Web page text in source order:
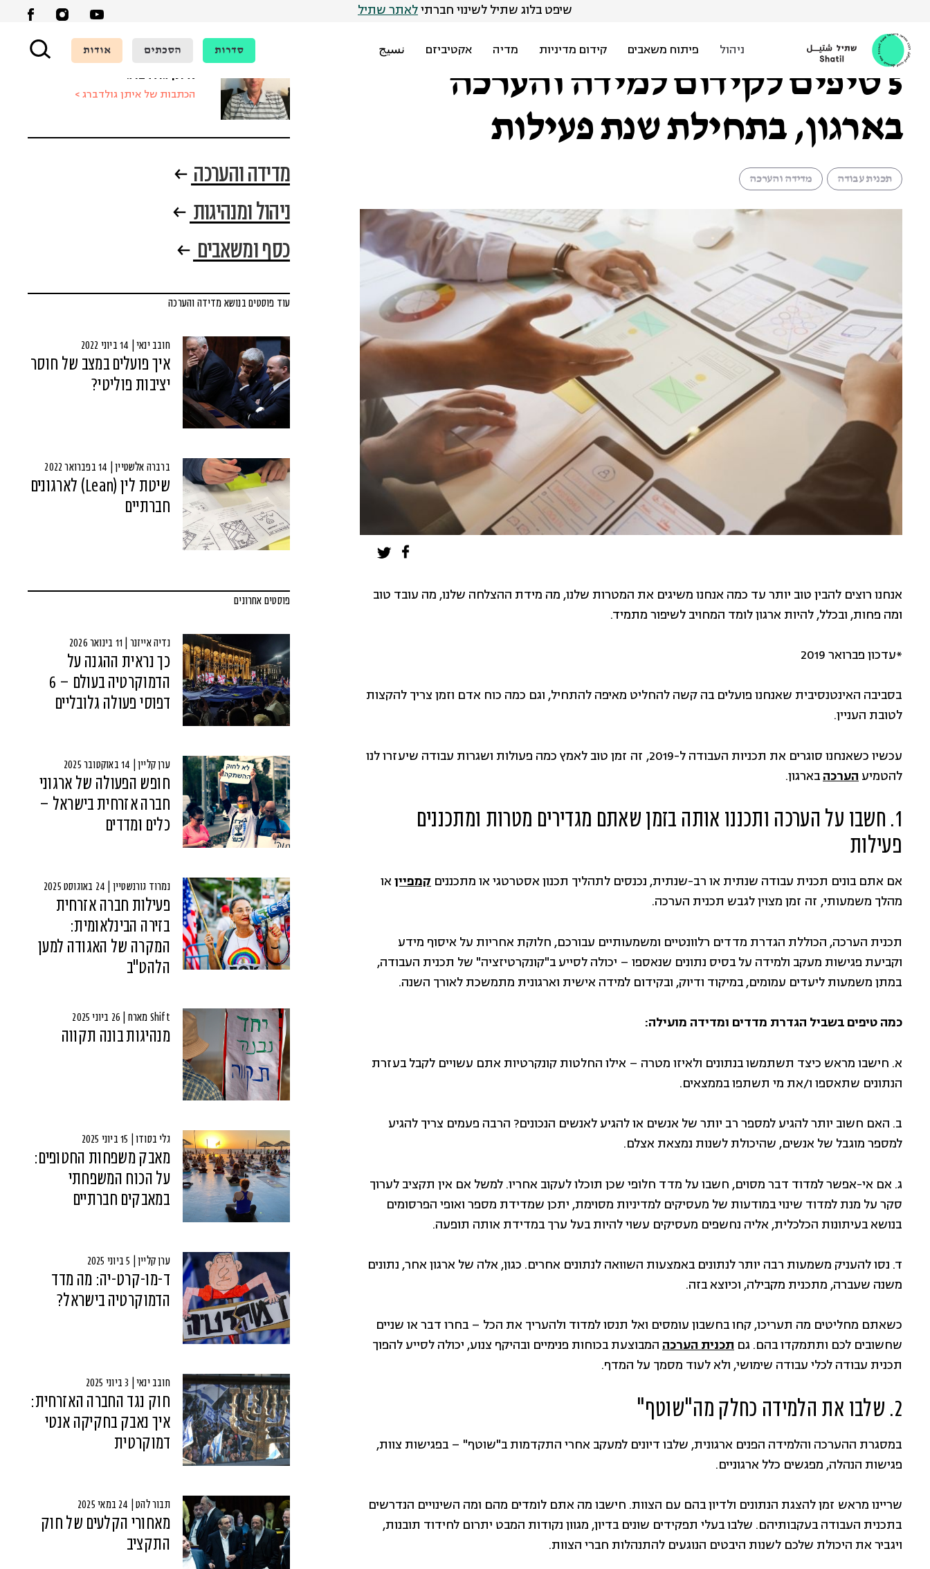
content
שיפט בלוג שתיל לשינוי חברתילאתר שתיל
ניהול פיתוח משאבים קידום מדיניות מדיה אקטיביזם نسيج סדרות הסכתים אודות איתן גולדברג | 6 בפברואר 2020
5 טיפים לקידום למידה והערכה
בארגון, בתחילת שנת פעילות
תכנית עבודה מדידה והערכה
אנחנו רוצים להבין טוב יותר עד כמה אנחנו משיגים את המטרות שלנו, מה מידת ההצלחה שלנו, מה עובד טוב
ומה פחות, ובכלל, להיות ארגון לומד המחויב לשיפור מתמיד.
*עדכון פברואר 2019
בסביבה האינטנסיבית שאנחנו פועלים בה קשה להחליט מאיפה להתחיל, וגם כמה כוח אדם וזמן צריך להקצות
לטובת העניין.
עכשיו כשאנחנו סוגרים את תכניות העבודה ל-2019, זה זמן טוב לאמץ כמה פעולות ושגרות עבודה שיעזרו לנו
להטמיע הערכהבארגון.
1. חשבו על הערכה ותכננו אותה בזמן שאתם מגדירים מטרות ומתכננים
פעילות
אם אתם בונים תכנית עבודה שנתית או רב-שנתית, נכנסים לתהליך תכנון אסטרטגי או מתכננים קמפיין או
מהלך משמעותי, זה זמן מצוין לגבש תכנית הערכה.
תכנית הערכה, הכוללת הגדרת מדדים רלוונטיים ומשמעותיים עבורכם, חלוקת אחריות על איסוף מידע
וקביעת פגישות מעקב ולמידה על בסיס נתונים שנאספו – יכולה לסייע ב"קונקרטיזציה" של תכנית העבודה,
במתן משמעות ליעדים עמומים, במיקוד ודיוק, ובקידום למידה אישית וארגונית מתמשכת לאורך השנה.
כמה טיפים בשביל הגדרת מדדים ומדידה מועילה:
א. חישבו מראש כיצד תשתמשו בנתונים ולאיזו מטרה – אילו החלטות קונקרטיות אתם עשויים לקבל בעזרת
הנתונים שתאספו ו/את מי תשתפו בממצאים.
ב. האם חשוב יותר להגיע למספר רב יותר של אנשים או להגיע לאנשים הנכונים? הרבה פעמים צריך להגיע
למספר מוגבל של אנשים, שהיכולת לשנות נמצאת אצלם.
ג. אם אי-אפשר למדוד דבר מסוים, חשבו על מדד חלופי שכן תוכלו לעקוב אחריו. למשל אם אין תקציב לערוך
סקר על מנת למדוד שינוי במודעות של מעסיקים למדיניות מסוימת, יתכן שמדידת מספר ואופי הפרסומים
בנושא בעיתונות הכלכלית, אליה נחשפים מעסיקים עשוי להיות בעל ערך במדידת אותה תופעה.
ד. נסו להעניק משמעות רבה יותר לנתונים באמצעות השוואה לנתונים אחרים. כגון, אלה של ארגון אחר, נתונים
משנה שעברה, מתכנית מקבילה, וכיוצא בזה.
כשאתם מחליטים מה תעריכו, קחו בחשבון עומסים ואל תנסו למדוד ולהעריך את הכל – בחרו דבר או שניים
שחשובים לכם ותתמקדו בהם. גם תכנית הערכה המבוצעת בכוחות פנימיים ובהיקף צנוע, יכולה לסייע להפוך
תכנית עבודה לכלי עבודה שימושי, ולא לעוד מסמך על המדף.
2. שלבו את הלמידה כחלק מה"שוטף"
במסגרת ההערכה והלמידה הפנים ארגונית, שלבו דיונים למעקב אחרי התקדמות ב"שוטף" – בפגישות צוות,
פגישות הנהלה, מפגשים כלל ארגוניים.
שריינו מראש זמן להצגת הנתונים ולדיון בהם עם הצוות. חישבו מה אתם לומדים מהם ומה השינויים הנדרשים
בתכנית העבודה בעקבותיהם. שלבו בעלי תפקידים שונים בדיון, מגוון נקודות המבט יתרום לחידוד תובנות,
ויגביר את היכולת שלכם לשנות היבטים הנוגעים להתנהלות חברי הצוות.
איתן גולדברג
הכתבות של איתן גולדברג >
מדידה והערכה
ניהול ומנהיגות
כסף ומשאבים
עוד פוסטים בנושא מדידה והערכה
חובב ינאי | 14 ביוני 2022
איך פועלים במצב של חוסר
יציבות פוליטי?
ברברה אלשטיין | 14 בפברואר 2022
שיטת לין (Lean) לארגונים
חברתיים
פוסטים אחרונים
נדיה אייזנר | 11 בינואר 2026
כך נראית ההגנה על
הדמוקרטיה בעולם – 6
דפוסי פעולה גלובליים
ערן קליין | 14 באוקטובר 2025
חופש הפעולה של ארגוני
חברה אזרחית בישראל –
כלים ומדדים
נמרוד גורנשטיין | 24 באוגוסט 2025
פעילות חברה אזרחית
בזירה הבינלאומית:
המקרה של האגודה למען
הלהט"ב
Shift מארח | 26 ביוני 2025
מנהיגות בונה תקווה
גלי בסודו | 15 ביוני 2025
מאבק משפחות החטופים:
על הכוח המשפחתי
במאבקים חברתיים
ערן קליין | 5 ביוני 2025
ד-מו-קרט-יה: מה מדד
הדמוקרטיה בישראל?
חובב ינאי | 3 ביוני 2025
חוק נגד החברה האזרחית:
איך נאבק בחקיקה אנטי
דמוקרטית
תבור להט | 24 במאי 2025
מאחורי הקלעים של חוק
התקציב